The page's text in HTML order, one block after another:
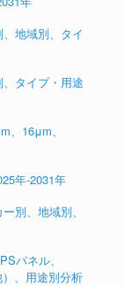
地域別、タイ
タイプ・用途
、16μm、
年-2031年
別、地域別、
パネル、
、用途別分析